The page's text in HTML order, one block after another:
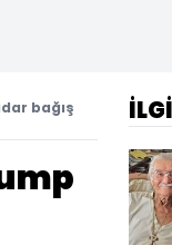
bağış